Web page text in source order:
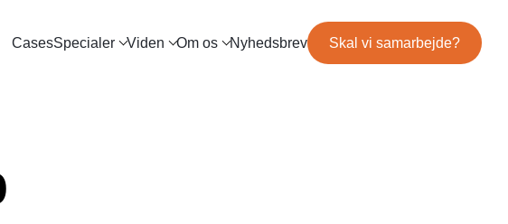
CasesSpecialer Viden Om os Nyhedsbrev Skal vi samarbejde?